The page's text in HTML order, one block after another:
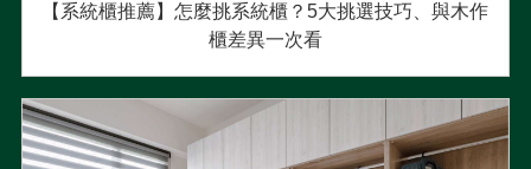
【系統櫃推薦】怎麼挑系統櫃？5大挑選技巧、與木作
櫃差異一次看